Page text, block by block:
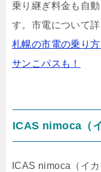
乗り継ぎ料金も自
す。市電について
札幌の市電の乗り
サンこパスも！
ICAS nimoca（
ICAS nimoca（イ